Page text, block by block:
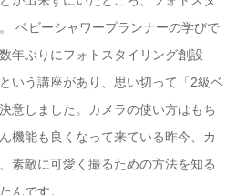
ベビーシャワープランナーの学びで
年ぶりにフォトスタイリング創設
いう講座があり、思い切って「2級ベ
意しました。カメラの使い方はもち
機能も良くなって来ている昨今、カ
素敵に可愛く撮るための方法を知る
んです。